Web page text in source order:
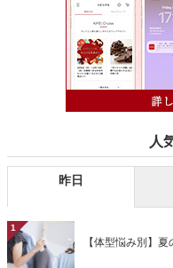
人
昨日
1
【体型悩み別】